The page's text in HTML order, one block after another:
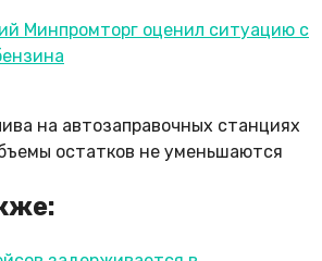
Минпромторг оценил ситуацию с
на автозаправочных станциях
остатков не уменьшаются